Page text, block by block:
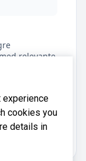
relevante
finne
Få tilbud
experience
cookies you
details in